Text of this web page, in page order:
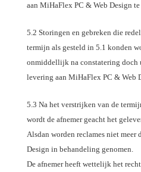
aan MiHaFlex PC & Web Design
5.2 Storingen en gebreken die
termijn als gesteld in 5.1 konden
onmiddellijk na constatering
levering aan MiHaFlex PC & Web
5.3 Na het verstrijken van de
wordt de afnemer geacht het
Alsdan worden reclames niet
Design in behandeling genomen.
De afnemer heeft wettelijk het